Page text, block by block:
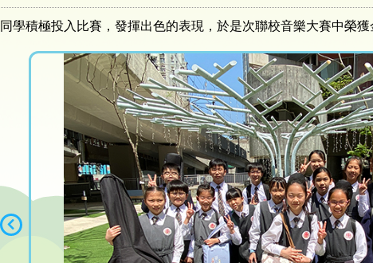
同學積極投入比賽，發揮出色的表現，於是次聯校音樂大賽中榮